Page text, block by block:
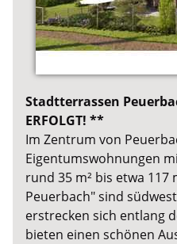
Stadtterrassen
ERFOLGT! **
Im Zentrum von
Eigentumswohnungen
rund 35 m² bis etwa 117
Peuerbach" sind
erstrecken sich entlang
bieten einen schönen